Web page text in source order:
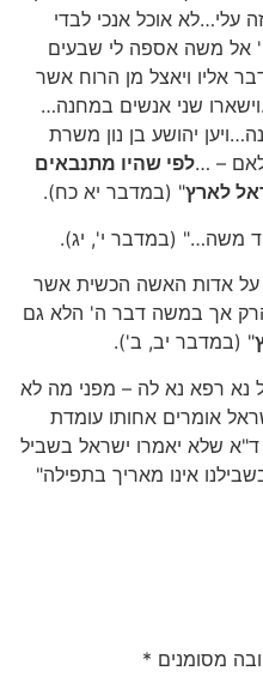
עלי…לא אוכל אנכי לבדי
אל משה אספה לי שבעים
אליו ויאצל מן הרוח אשר
שני אנשים במחנה…
יהושע בן נון משרת
– …לפי שהיו מתנבאים
לארץ" (במדבר יא כח).
משה…" (במדבר י', יג).
על אדות האשה הכשית אשר
אך במשה דבר ה' הלא גם
" (במדבר יב, ב').
נא רפא נא לה – מפני מה לא
אומרים אחותו עומדת
שלא יאמרו ישראל בשביל
אינו מאריך בתפילה"
מסומנים *